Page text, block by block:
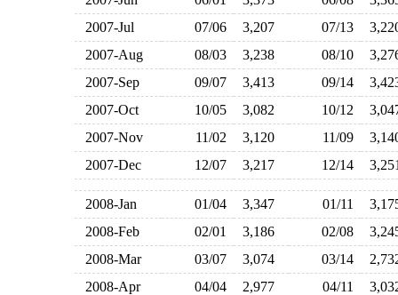
2007-Jul
07/06 3,207 07/13
2007-Aug
08/03 3,238 08/10
2007-Sep
09/07 3,413 09/14
2007-Oct
10/05 3,082 10/12
2007-Nov
11/02 3,120 11/09
2007-Dec
12/07 3,217 12/14
2008-Jan 01/04 3,347 01/11
2008-Feb
02/01 3,186 02/08
2008-Mar
03/07 3,074 03/14
2008-Apr
04/04 2,977 04/11